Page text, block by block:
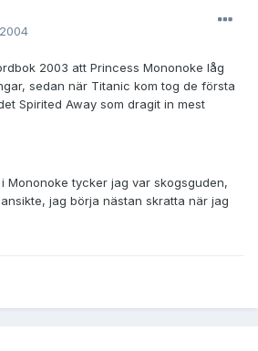
2003 att Princess Mononoke låg
sedan när Titanic kom tog de första
Spirited Away som dragit in mest
Mononoke tycker jag var skogsguden,
jag börja nästan skratta när jag